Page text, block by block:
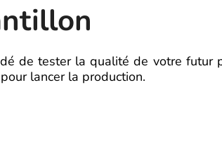
de tester la qualité de votre futur
lancer la production.